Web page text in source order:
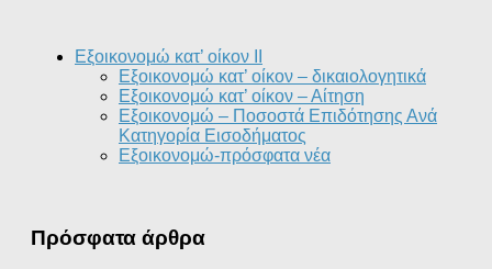
Εξοικονομώ κατ’ οίκον II
Εξοικονομώ κατ’ οίκον – δικαιολογητικά
Εξοικονομώ κατ’ οίκον – Αίτηση
Εξοικονομώ – Ποσοστά Επιδότησης Ανά
Κατηγορία Εισοδήματος
Εξοικονομώ-πρόσφατα νέα
Πρόσφατα άρθρα